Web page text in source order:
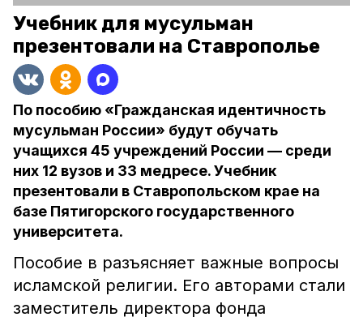
Учебник для мусульман
презентовали на Ставрополье
По пособию «Гражданская идентичность
мусульман России» будут обучать
учащихся 45 учреждений России — среди
них 12 вузов и 33 медресе. Учебник
презентовали в Ставропольском крае на
базе Пятигорского государственного
университета.
Пособие в разъясняет важные вопросы
исламской религии. Его авторами стали
заместитель директора фонда